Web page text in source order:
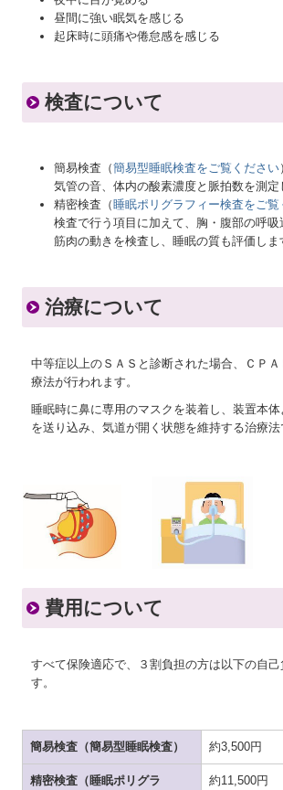
昼間に強い眠気を感じる
起床時に頭痛や倦怠感を感じる
検査について
簡易検査（簡易型睡眠検査をご覧ください
気管の音、体内の酸素濃度と脈拍数を測定
精密検査（ 睡眠ポリグラフィー検査をご覧
検査で行う項目に加えて、胸・腹部の呼吸
筋肉の動きを検査し、睡眠の質も評価しま
治療について
中等症以上のＳＡＳと診断された場合、ＣＰＡ
療法が行われます。
睡眠時に鼻に専用のマスクを装着し、装置本
を送り込み、気道が開く状態を維持する治療法
費用について
すべて保険適応で、３割負担の方は以下の自己
す。
簡易検査（簡易型睡眠検査） 約3,500円
精密検査（睡眠ポリグラ
約11,500円